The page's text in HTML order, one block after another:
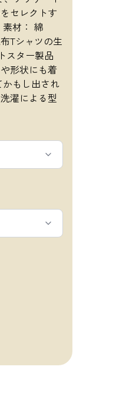
セレクトす
材： 綿
Tシャツの生
スター製品
形状にも着
もし出され
濯による型